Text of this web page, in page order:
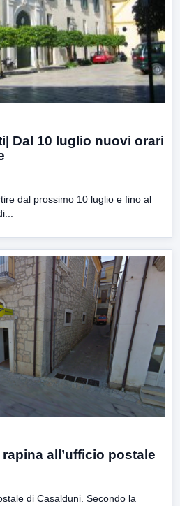
Dal 10 luglio nuovi orari
dal prossimo 10 luglio e fino al
all’ufficio postale
di Casalduni. Secondo la